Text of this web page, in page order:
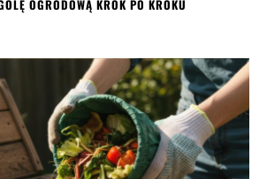
OGRODOWĄ KROK PO KROKU